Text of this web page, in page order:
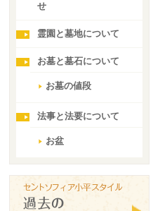
せ
霊園と墓地について
お墓と墓石について
お墓の値段
法事と法要について
お盆